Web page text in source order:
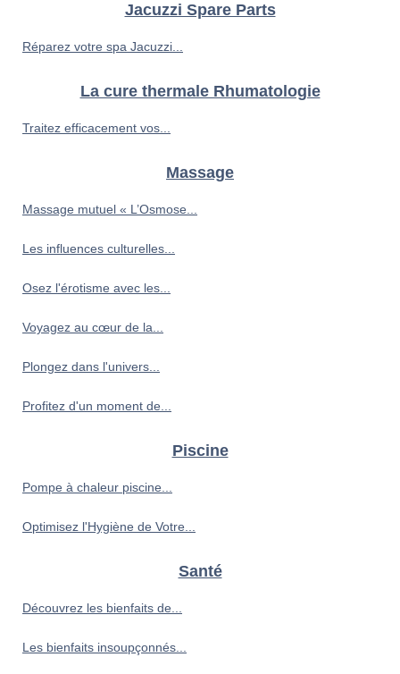
Jacuzzi Spare Parts
Réparez votre spa Jacuzzi...
La cure thermale Rhumatologie
Traitez efficacement vos...
Massage
Massage mutuel « L’Osmose...
Les influences culturelles...
Osez l'érotisme avec les...
Voyagez au cœur de la...
Plongez dans l'univers...
Profitez d'un moment de...
Piscine
Pompe à chaleur piscine...
Optimisez l'Hygiène de Votre...
Santé
Découvrez les bienfaits de...
Les bienfaits insoupçonnés...